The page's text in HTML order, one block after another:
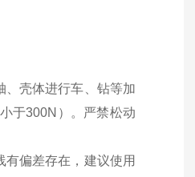
、壳体进行车、钻等加
于300N）。严禁松动
偏差存在，建议使用